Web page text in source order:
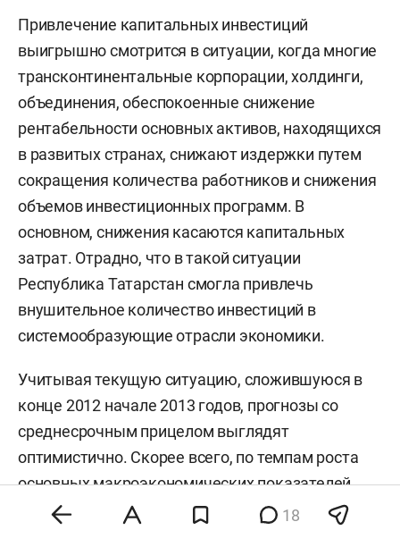
Привлечение капитальных инвестиций
выигрышно смотрится в ситуации, когда многие
трансконтинентальные корпорации, холдинги,
объединения, обеспокоенные снижение
рентабельности основных активов, находящихся
в развитых странах, снижают издержки путем
сокращения количества работников и снижения
объемов инвестиционных программ. В
основном, снижения касаются капитальных
затрат. Отрадно, что в такой ситуации
Республика Татарстан смогла привлечь
внушительное количество инвестиций в
системообразующие отрасли экономики.
Учитывая текущую ситуацию, сложившуюся в
конце 2012 начале 2013 годов, прогнозы со
среднесрочным прицелом выглядят
оптимистично. Скорее всего, по темпам роста
основных макроэкономических показателей
Нижегородская область будет обгонять средние
18